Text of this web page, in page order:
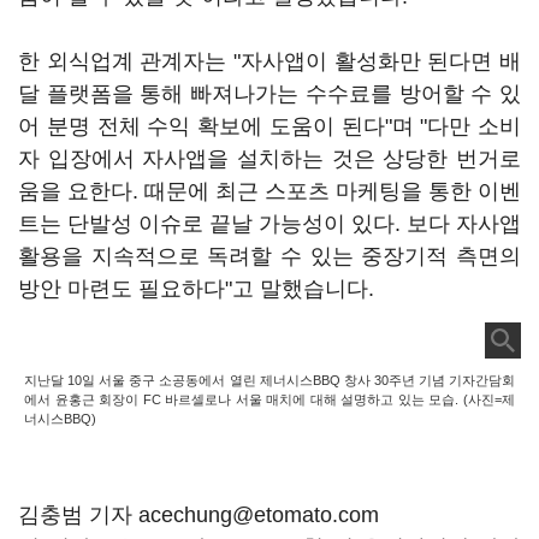
한 외식업계 관계자는 "자사앱이 활성화만 된다면 배
달 플랫폼을 통해 빠져나가는 수수료를 방어할 수 있
어 분명 전체 수익 확보에 도움이 된다"며 "다만 소비
자 입장에서 자사앱을 설치하는 것은 상당한 번거로
움을 요한다. 때문에 최근 스포츠 마케팅을 통한 이벤
트는 단발성 이슈로 끝날 가능성이 있다. 보다 자사앱
활용을 지속적으로 독려할 수 있는 중장기적 측면의
방안 마련도 필요하다"고 말했습니다.
지난달 10일 서울 중구 소공동에서 열린 제너시스BBQ 창사 30주년 기념 기자간담회
에서 윤홍근 회장이 FC 바르셀로나 서울 매치에 대해 설명하고 있는 모습. (사진=제
너시스BBQ)
김충범 기자 acechung@etomato.com